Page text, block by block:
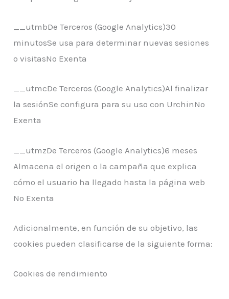
__utmbDe Terceros (Google Analytics)30
minutosSe usa para determinar nuevas sesiones
o visitasNo Exenta
__utmcDe Terceros (Google Analytics)Al finalizar
la sesiónSe configura para su uso con UrchinNo
Exenta
__utmzDe Terceros (Google Analytics)6 meses
Almacena el origen o la campaña que explica
cómo el usuario ha llegado hasta la página web
No Exenta
Adicionalmente, en función de su objetivo, las
cookies pueden clasificarse de la siguiente forma:
Cookies de rendimiento